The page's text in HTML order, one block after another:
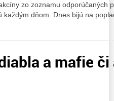
zo zoznamu odporúčaných
každým dňom. Dnes bijú na
a mafie